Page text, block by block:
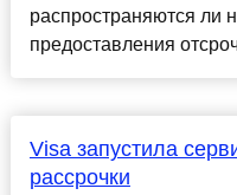
распространяются ли
предоставления
Visa запустила
рассрочки